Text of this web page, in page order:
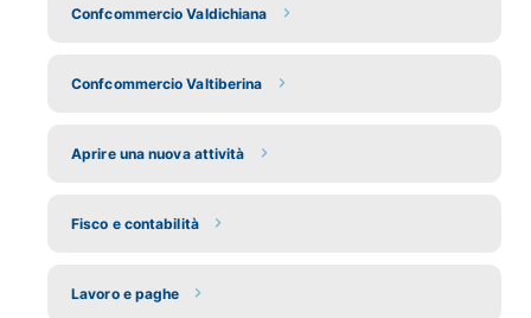
Confcommercio Valdichiana
Confcommercio Valtiberina
Aprire una nuova attività
Fisco e contabilità
Lavoro e paghe